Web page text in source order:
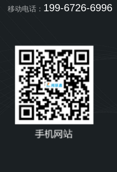
移动电话： 199-6726-6996